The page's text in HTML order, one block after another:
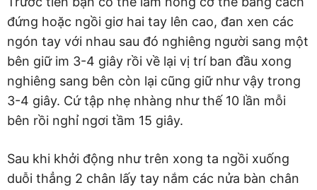
đứng hoặc ngồi giơ hai tay lên cao, đan xen các
ngón tay với nhau sau đó nghiêng người sang một
bên giữ im 3-4 giây rồi về lại vị trí ban đầu xong
nghiêng sang bên còn lại cũng giữ như vậy trong
3-4 giây. Cứ tập nhẹ nhàng như thế 10 lần mỗi
bên rồi nghỉ ngơi tầm 15 giây.
Sau khi khởi động như trên xong ta ngồi xuống
duỗi thẳng 2 chân lấy tay nắm các nửa bàn chân